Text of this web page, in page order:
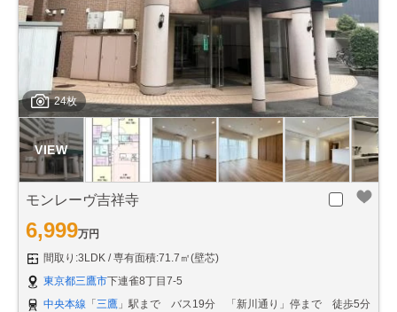
24枚
モンレーヴ吉祥寺
6,999万円
間取り:3LDK
専有面積:71.7㎡(壁芯)
東京都三鷹市下連雀8丁目7-5
中央本線 「 三鷹 」駅まで バス19分 「新川通り」停まで 徒歩5分